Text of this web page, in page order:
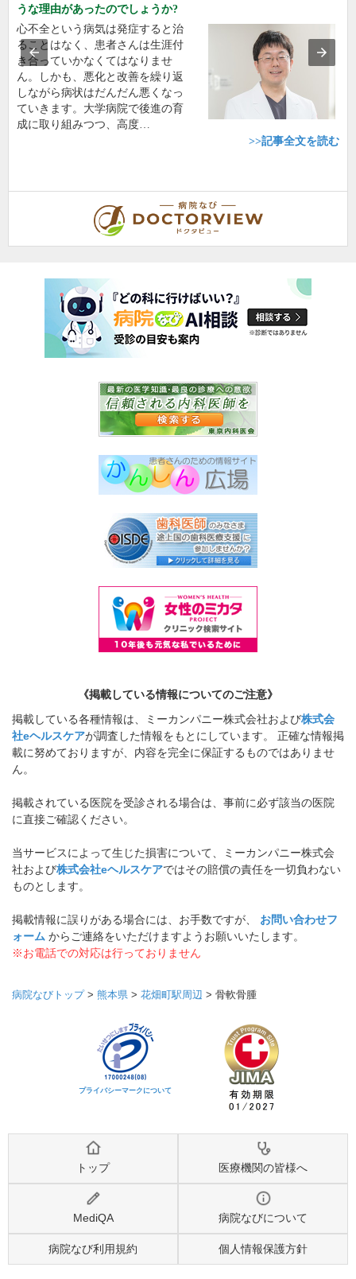
うな理由があったのでしょうか?
心不全という病気は発症すると治
ることはなく、患者さんは生涯付
き合っていかなくてはなりませ
ん。しかも、悪化と改善を繰り返
しながら病状はだんだん悪くなっ
ていきます。大学病院で後進の育
成に取り組みつつ、高度…
>>記事全文を読む
《掲載している情報についてのご注意》
掲載している各種情報は、ミーカンパニー株式会社および株式会
社eヘルスケアが調査した情報をもとにしています。 正確な情報掲
載に努めておりますが、内容を完全に保証するものではありませ
ん。
掲載されている医院を受診される場合は、事前に必ず該当の医院
に直接ご確認ください。
当サービスによって生じた損害について、ミーカンパニー株式会
社および株式会社eヘルスケアではその賠償の責任を一切負わない
ものとします。
掲載情報に誤りがある場合には、お手数ですが、 お問い合わせフ
ォーム からご連絡をいただけますようお願いいたします。
※お電話での対応は行っておりません
病院なびトップ> 熊本県 > 花畑町駅周辺 > 骨軟骨腫
プライバシーマークについて
トップ 医療機関の皆様へ
MediQA 病院なびについて
病院なび利用規約 個人情報保護方針